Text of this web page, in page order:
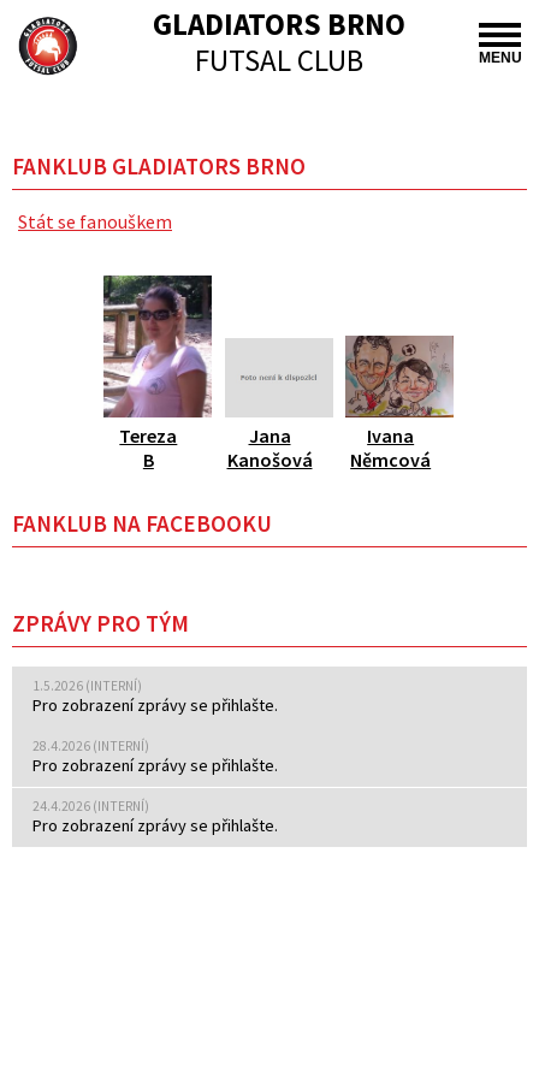
MENU
GLADIATORS BRNO
FUTSAL CLUB
FANKLUB GLADIATORS BRNO
Stát se fanouškem
Tereza
B
Jana
Kanošová
Ivana
Němcová
FANKLUB NA FACEBOOKU
ZPRÁVY PRO TÝM
1.5.2026 (INTERNÍ)
Pro zobrazení zprávy se přihlašte.
28.4.2026 (INTERNÍ)
Pro zobrazení zprávy se přihlašte.
24.4.2026 (INTERNÍ)
Pro zobrazení zprávy se přihlašte.